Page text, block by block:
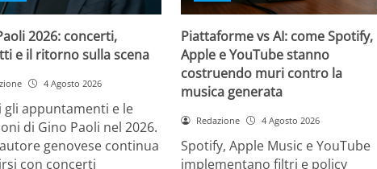
2026: concerti,
e il ritorno sulla scena
4 Agosto 2026
gli appuntamenti e le
di Gino Paoli nel 2026.
genovese continua
con concerti
Piattaforme vs AI: come Spotify,
Apple e YouTube stanno
costruendo muri contro la
musica generata
Redazione 4 Agosto 2026
Spotify, Apple Music e YouTube
implementano filtri e policy